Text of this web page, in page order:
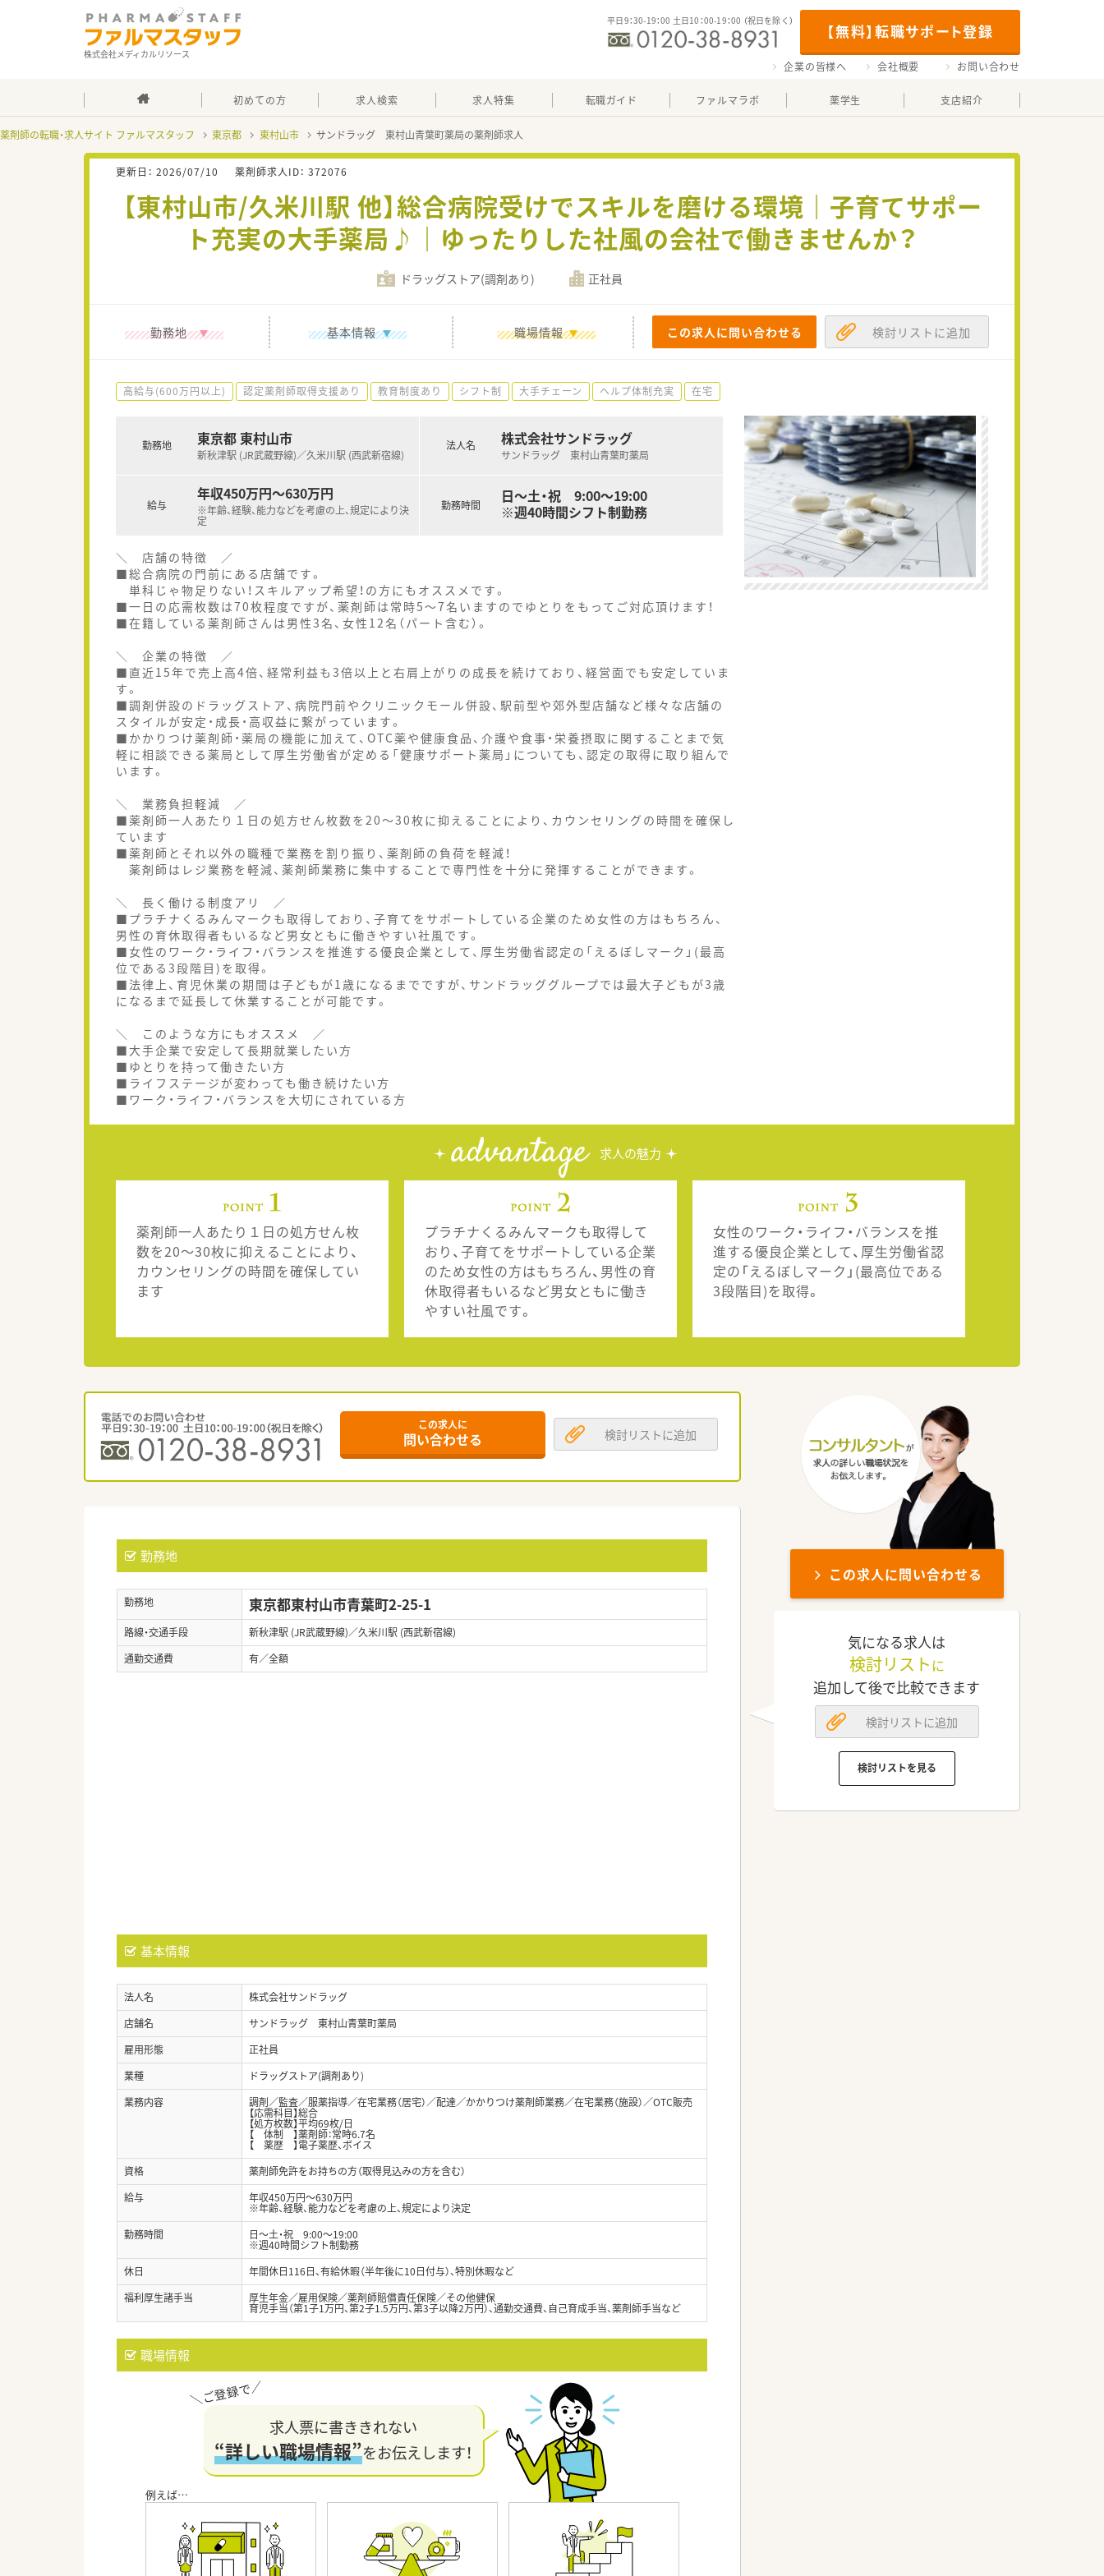
株式会社メディカルリソース
【無料】転職サポート登録
平日9：30-19：00 土日10：00-19：00 （祝日を除く）
企業の皆様へ 会社概要 お問い合わせ
初めての方 求人検索 求人特集 転職ガイド ファルマラボ 薬学生 支店紹介
薬剤師の転職・求人サイト ファルマスタッフ 東京都 東村山市 サンドラッグ 東村山青葉町薬局の薬剤師求人
更新日： 2026/07/10 薬剤師求人ID： 372076
【東村山市/久米川駅 他】総合病院受けでスキルを磨ける環境｜子育てサポー
ト充実の大手薬局♪｜ゆったりした社風の会社で働きませんか？
ドラッグストア(調剤あり) 正社員
勤務地 基本情報 職場情報 この求人に問い合わせる 検討リストに追加
高給与(600万円以上) 認定薬剤師取得支援あり 教育制度あり シフト制 大手チェーン ヘルプ体制充実 在宅
勤務地 東京都 東村山市
新秋津駅 (JR武蔵野線)／久米川駅 (西武新宿線)
給与
年収450万円～630万円
※年齢、経験、能力などを考慮の上、規定により決
定
法人名 株式会社サンドラッグ
サンドラッグ 東村山青葉町薬局
勤務時間
日～土・祝 9:00～19:00
※週40時間シフト制勤務
＼ 店舗の特徴 ／
■総合病院の門前にある店舗です。
単科じゃ物足りない！スキルアップ希望！の方にもオススメです。
■一日の応需枚数は70枚程度ですが、薬剤師は常時5～7名いますのでゆとりをもってご対応頂けます！
■在籍している薬剤師さんは男性3名、女性12名（パート含む）。
＼ 企業の特徴 ／
■直近15年で売上高4倍、経常利益も3倍以上と右肩上がりの成長を続けており、経営面でも安定していま
す。
■調剤併設のドラッグストア、病院門前やクリニックモール併設、駅前型や郊外型店舗など様々な店舗の
スタイルが安定・成長・高収益に繋がっています。
■かかりつけ薬剤師・薬局の機能に加えて、OTC薬や健康食品、介護や食事・栄養摂取に関することまで気
軽に相談できる薬局として厚生労働省が定める「健康サポート薬局」についても、認定の取得に取り組んで
います。
＼ 業務負担軽減 ／
■薬剤師一人あたり１日の処方せん枚数を20～30枚に抑えることにより、カウンセリングの時間を確保し
ています
■薬剤師とそれ以外の職種で業務を割り振り、薬剤師の負荷を軽減！
薬剤師はレジ業務を軽減、薬剤師業務に集中することで専門性を十分に発揮することができます。
＼ 長く働ける制度アリ ／
■プラチナくるみんマークも取得しており、子育てをサポートしている企業のため女性の方はもちろん、
男性の育休取得者もいるなど男女ともに働きやすい社風です。
■女性のワーク・ライフ・バランスを推進する優良企業として、厚生労働省認定の「えるぼしマーク」(最高
位である3段階目)を取得。
■法律上、育児休業の期間は子どもが1歳になるまでですが、サンドラッググループでは最大子どもが3歳
になるまで延長して休業することが可能です。
＼ このような方にもオススメ ／
■大手企業で安定して長期就業したい方
■ゆとりを持って働きたい方
■ライフステージが変わっても働き続けたい方
■ワーク・ライフ・バランスを大切にされている方
advantage 求人の魅力
薬剤師一人あたり１日の処方せん枚
数を20～30枚に抑えることにより、
カウンセリングの時間を確保してい
ます
プラチナくるみんマークも取得して
おり、子育てをサポートしている企業
のため女性の方はもちろん、男性の育
休取得者もいるなど男女ともに働き
やすい社風です。
女性のワーク・ライフ・バランスを推
進する優良企業として、厚生労働省認
定の「えるぼしマーク」(最高位である
3段階目)を取得。
この求人に
問い合わせる 検討リストに追加
勤務地
勤務地 東京都東村山市青葉町2-25-1
路線・交通手段
新秋津駅 (JR武蔵野線)／久米川駅 (西武新宿線)
通勤交通費
有／全額
基本情報
法人名
株式会社サンドラッグ
店舗名
サンドラッグ 東村山青葉町薬局
雇用形態
正社員
業種
ドラッグストア(調剤あり)
業務内容
調剤／監査／服薬指導／在宅業務（居宅）／配達／かかりつけ薬剤師業務／在宅業務（施設）／OTC販売
【応需科目】総合
【処方枚数】平均69枚/日
【 体制 】薬剤師：常時6.7名
【 薬歴 】電子薬歴、ボイス
資格
薬剤師免許をお持ちの方（取得見込みの方を含む）
給与
年収450万円～630万円
※年齢、経験、能力などを考慮の上、規定により決定
勤務時間
日～土・祝 9:00～19:00
※週40時間シフト制勤務
休日
年間休日116日、有給休暇（半年後に10日付与）、特別休暇など
福利厚生諸手当
厚生年金／雇用保険／薬剤師賠償責任保険／その他健保
育児手当（第1子1万円、第2子1.5万円、第3子以降2万円）、通勤交通費、自己育成手当、薬剤師手当など
職場情報
求人票に書ききれない
“詳しい職場情報”をお伝えします！
この求人に問い合わせる
気になる求人は
検討リスト に
追加して後で比較できます
検討リストに追加
検討リストを見る